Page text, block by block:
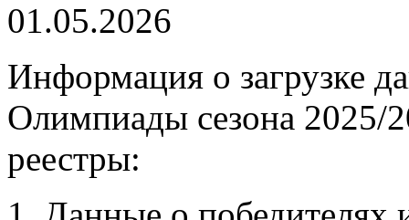
01.05.2026
Информация о загрузке
Олимпиады сезона 2025/
реестры: